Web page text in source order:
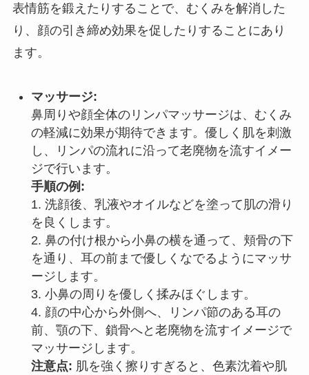
表情筋を鍛えたりすることで、むくみを解消した
り、顔の引き締め効果を促したりすることにあり
ます。
マッサージ:
鼻周りや顔全体のリンパマッサージは、むくみ
の軽減に効果が期待できます。優しく肌を刺激
し、リンパの流れに沿って老廃物を流すイメー
ジで行います。
手順の例:
1. 洗顔後、乳液やオイルなどを塗って肌の滑り
を良くします。
2. 鼻の付け根から小鼻の横を通って、頬骨の下
を通り、耳の前まで優しくなでるようにマッサ
ージします。
3. 小鼻の周りを優しく揉みほぐします。
4. 顔の中心から外側へ、リンパ節のある耳の
前、顎の下、鎖骨へと老廃物を流すイメージで
マッサージします。
注意点: 肌を強く擦りすぎると、色素沈着や肌